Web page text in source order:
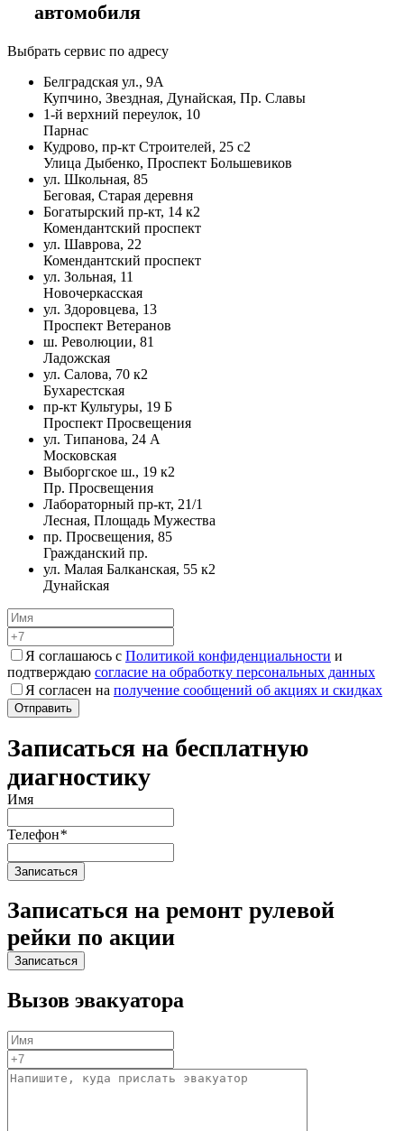
автомобиля
Выбрать сервис по адресу
Белградская ул., 9А
Купчино, Звездная, Дунайская, Пр. Славы
1-й верхний переулок, 10
Парнас
Кудрово, пр-кт Строителей, 25 с2
Улица Дыбенко, Проспект Большевиков
ул. Школьная, 85
Беговая, Старая деревня
Богатырский пр-кт, 14 к2
Комендантский проспект
ул. Шаврова, 22
Комендантский проспект
ул. Зольная, 11
Новочеркасская
ул. Здоровцева, 13
Проспект Ветеранов
ш. Революции, 81
Ладожская
ул. Салова, 70 к2
Бухарестская
пр-кт Культуры, 19 Б
Проспект Просвещения
ул. Типанова, 24 А
Московская
Выборгское ш., 19 к2
Пр. Просвещения
Лабораторный пр-кт, 21/1
Лесная, Площадь Мужества
пр. Просвещения, 85
Гражданский пр.
ул. Малая Балканская, 55 к2
Дунайская
Я соглашаюсь с Политикой конфиденциальности и
подтверждаю согласие на обработку персональных данных
Я согласен на получение сообщений об акциях и скидках
Записаться на бесплатную
диагностику
Имя
Телефон*
Записаться на ремонт рулевой
рейки по акции
Вызов эвакуатора